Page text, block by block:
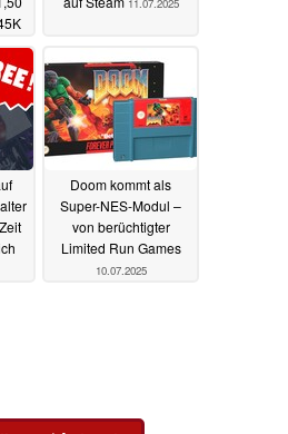
Doom kommt als
Super-NES-Modul –
von berüchtigter
Limited Run Games
10.07.2025